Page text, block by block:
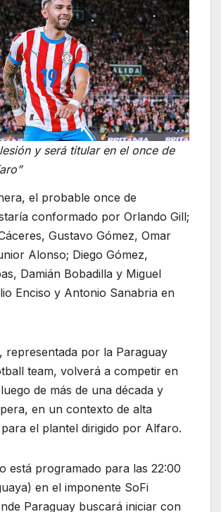
y será titular en el once de
el probable once de
conformado por Orlando Gill;
Gustavo Gómez, Omar
Alonso; Diego Gómez,
Damián Bobadilla y Miguel
Enciso y Antonio Sanabria en
representada por la Paraguay
team, volverá a competir en
de más de una década y
en un contexto de alta
el plantel dirigido por Alfaro.
está programado para las 22:00
en el imponente SoFi
Paraguay buscará iniciar con